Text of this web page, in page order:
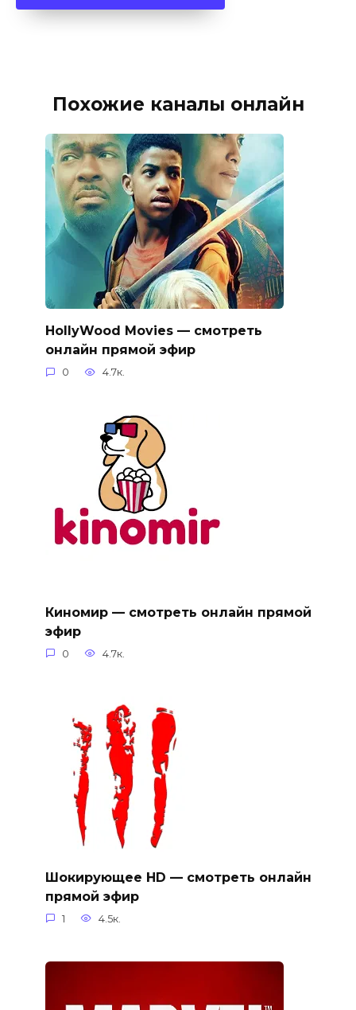
Похожие каналы онлайн
HollyWood Movies — смотреть
онлайн прямой эфир
0 4.7к.
Киномир — смотреть онлайн прямой
эфир
0 4.7к.
Шокирующее HD — смотреть онлайн
прямой эфир
1 4.5к.